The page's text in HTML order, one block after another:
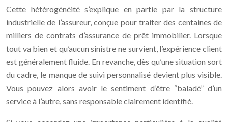
Cette hétérogénéité s’explique en partie par la structure
industrielle de l’assureur, conçue pour traiter des centaines de
milliers de contrats d’assurance de prêt immobilier. Lorsque
tout va bien et qu’aucun sinistre ne survient, l’expérience client
est généralement fluide. En revanche, dès qu’une situation sort
du cadre, le manque de suivi personnalisé devient plus visible.
Vous pouvez alors avoir le sentiment d’être “baladé” d’un
service à l’autre, sans responsable clairement identifié.